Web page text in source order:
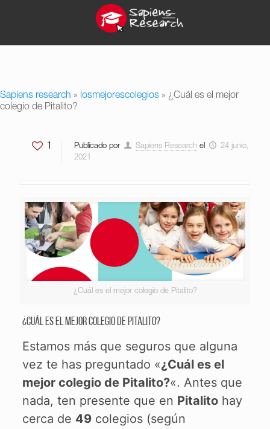
Sapiens research » losmejorescolegios » ¿Cuál es el mejor
colegio de Pitalito?
1 Publicado por Sapiens Research el
24 junio,
2021
¿Cuál es el mejor colegio de Pitalito?
¿Cuál es el mejor colegio de Pitalito?
Estamos más que seguros que alguna
vez te has preguntado «¿Cuál es el
mejor colegio de Pitalito?«. Antes que
nada, ten presente que en Pitalitohay
cerca de 49colegios (según